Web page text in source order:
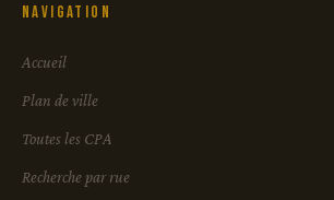
Navigation
Accueil
Plan de ville
Toutes les CPA
Recherche par rue